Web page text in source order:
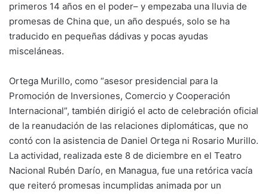
primeros 14 años en el poder– y empezaba una lluvia de
promesas de China que, un año después, solo se ha
traducido en pequeñas dádivas y pocas ayudas
misceláneas.
Ortega Murillo, como “asesor presidencial para la
Promoción de Inversiones, Comercio y Cooperación
Internacional”, también dirigió el acto de celebración oficial
de la reanudación de las relaciones diplomáticas, que no
contó con la asistencia de Daniel Ortega ni Rosario Murillo.
La actividad, realizada este 8 de diciembre en el Teatro
Nacional Rubén Darío, en Managua, fue una retórica vacía
que reiteró promesas incumplidas animada por un